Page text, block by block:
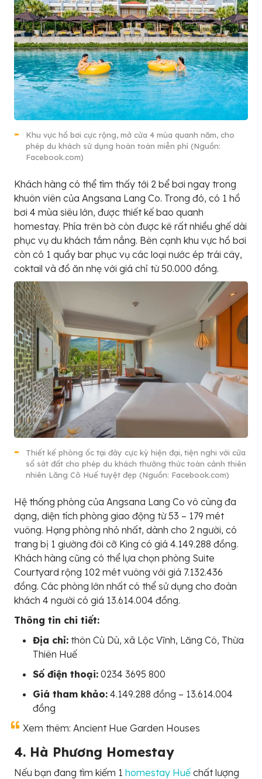
Khu vực hồ bơi cực rộng, mở cửa 4 mùa quanh năm, cho
phép du khách sử dụng hoàn toàn miễn phí (Nguồn:
Facebook.com)
Khách hàng có thể tìm thấy tới 2 bể bơi ngay trong
khuôn viên của Angsana Lang Co. Trong đó, có 1 hồ
bơi 4 mùa siêu lớn, được thiết kế bao quanh
homestay. Phía trên bờ còn được kê rất nhiều ghế dài
phục vụ du khách tắm nắng. Bên cạnh khu vực hồ bơi
còn có 1 quầy bar phục vụ các loại nước ép trái cây,
coktail và đồ ăn nhẹ với giá chỉ từ 50.000 đồng.
Thiết kế phòng ốc tại đây cực kỳ hiện đại, tiện nghi với cửa
sổ sát đất cho phép du khách thưởng thức toàn cảnh thiên
nhiên Lăng Cô Huế tuyệt đẹp (Nguồn: Facebook.com)
Hệ thống phòng của Angsana Lang Co vô cùng đa
dạng, diện tích phòng giao động từ 53 – 179 mét
vuông. Hạng phòng nhỏ nhất, dành cho 2 người, có
trang bị 1 giường đôi cỡ King có giá 4.149.288 đồng.
Khách hàng cũng có thể lựa chọn phòng Suite
Courtyard rộng 102 mét vuông với giá 7.132.436
đồng. Các phòng lớn nhất có thể sử dụng cho đoàn
khách 4 người có giá 13.614.004 đồng.
Thông tin chi tiết:
Địa chỉ: thôn Cù Dù, xã Lộc Vĩnh, Lăng Cô, Thừa
Thiên Huế
Số điện thoại: 0234 3695 800
Giá tham khảo: 4.149.288 đồng – 13.614.004
đồng
Xem thêm: Ancient Hue Garden Houses
4. Hà Phương Homestay
Nếu bạn đang tìm kiếm 1 homestay Huế chất lượng